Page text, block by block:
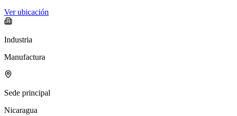
Ver ubicación
Industria
Manufactura
Sede principal
Nicaragua